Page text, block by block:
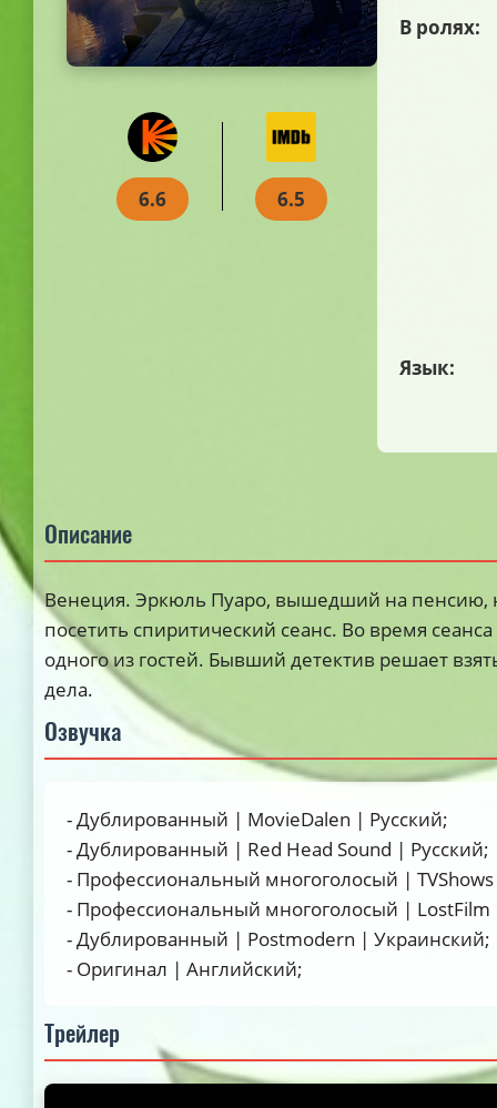
6.6 6.5
В ролях:
Язык:
Описание
Венеция. Эркюль Пуаро, вышедший на пенсию,
посетить спиритический сеанс. Во время
одного из гостей. Бывший детектив решает
дела.
Озвучка
- Дублированный | MovieDalen | Русский;
- Дублированный | Red Head Sound | Русский;
- Профессиональный многоголосый |
- Профессиональный многоголосый | LostFilm
- Дублированный | Postmodern | Украинский;
- Оригинал | Английский;
Трейлер